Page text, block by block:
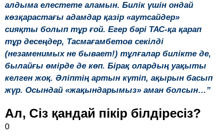
алдыма елестете аламын. Билік үшін ондай
көзқарастағы адамдар қазір «аутсайдер»
сияқты болып тұр ғой. Егер бәрі ТАС-қа қарап
тұр десеңдер, Тасмағамбетов секілді
(незаменимых не бывает!) тұлғалар билікте де,
былайғы өмірде де көп. Бірақ олардың уақыты
келген жоқ. Әліптің артын күтіп, ақырын басып
жүр. Осындай «жақындарымыз» аман болсын…”
Ал, Сіз қандай пікір білдіресіз?
0